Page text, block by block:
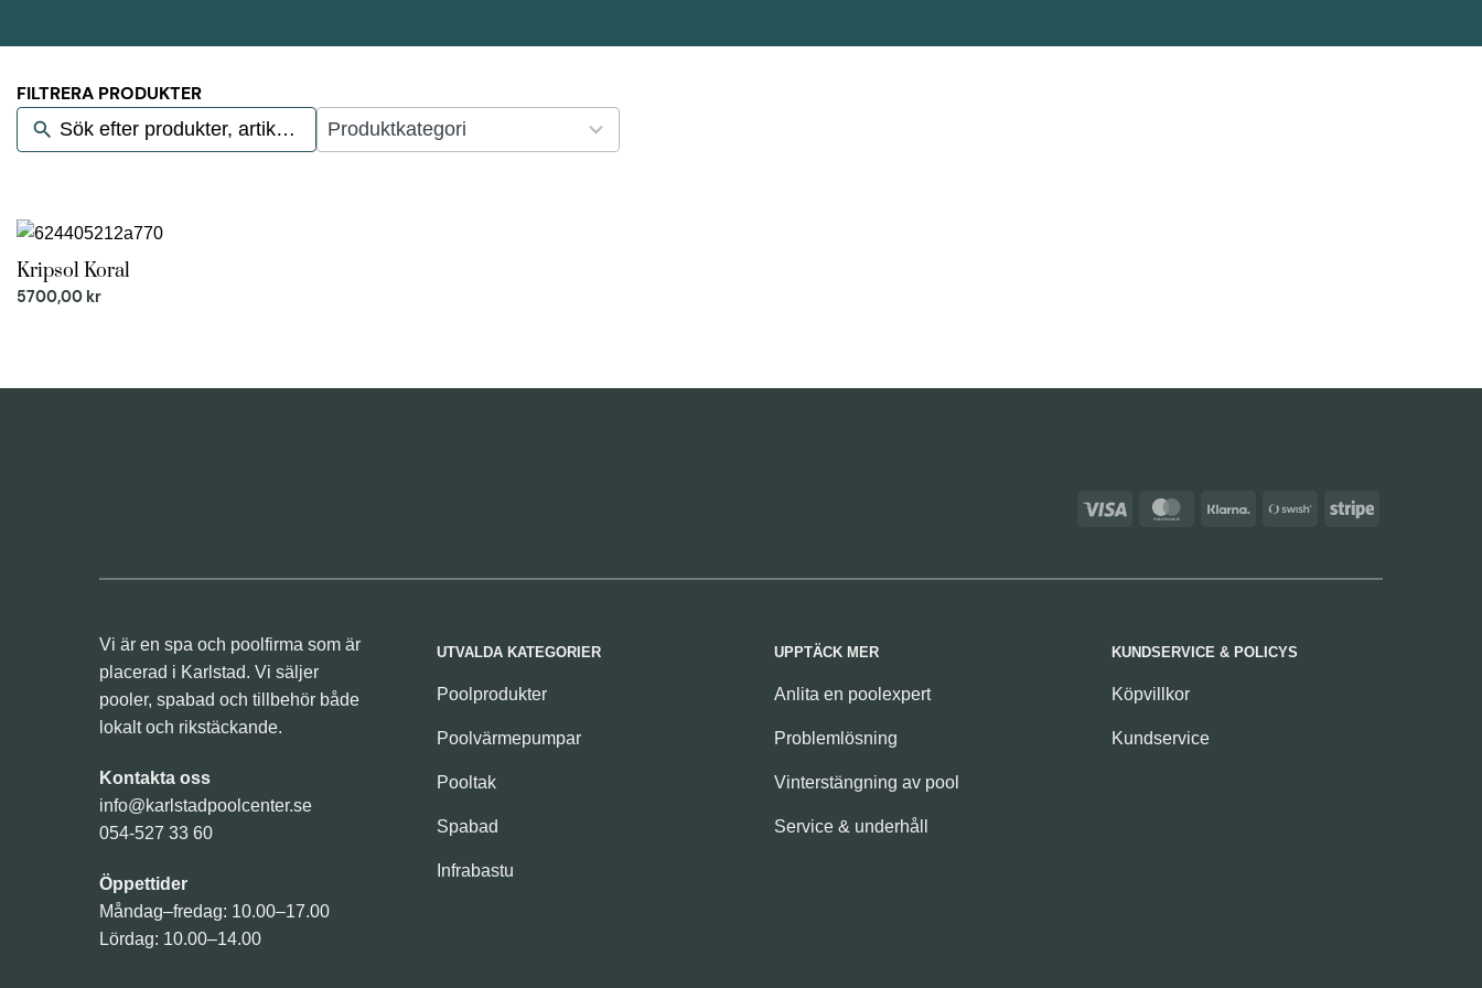
FILTRERA PRODUKTER
124
results
Kripsol Koral
5700,00 kr
Visa MasterCardKlarna Swish
Stripe
Vi är en spa och poolfirma som är
placerad i Karlstad. Vi säljer
pooler, spabad och tillbehör både
lokalt och rikstäckande.
Kontakta oss
info@karlstadpoolcenter.se
054-527 33 60
Öppettider
Måndag–fredag: 10.00–17.00
Lördag: 10.00–14.00
UTVALDA KATEGORIER
Poolprodukter
Poolvärmepumpar
Pooltak
Spabad
Infrabastu
UPPTÄCK MER
Anlita en poolexpert
Problemlösning
Vinterstängning av pool
Service & underhåll
KUNDSERVICE & POLICYS
Köpvillkor
Kundservice